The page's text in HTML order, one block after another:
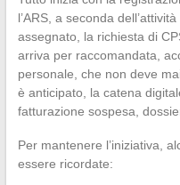
l’ARS, a seconda
assegnato, la richiesta di
arriva per raccomandata,
personale, che non deve
è anticipato, la catena
fatturazione sospesa,
Per mantenere l’iniziativa,
essere ricordate: